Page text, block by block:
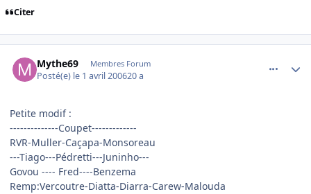
Citer
Mythe69 Membres Forum
Posté(e) le 1 avril 200620 a
Petite modif :
--------------Coupet-------------
RVR-Muller-Caçapa-Monsoreau
---Tiago---Pédretti---Juninho---
Govou ---- Fred----Benzema
Remp:Vercoutre-Diatta-Diarra-Carew-Malouda